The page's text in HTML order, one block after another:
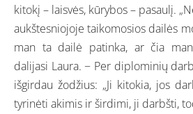
kitokį – laisvės, kūrybos – pasaulį.
aukštesniojoje taikomosios dailės
man ta dailė patinka, ar čia
dalijasi Laura. − Per diplominių
išgirdau žodžius: „Ji kitokia, jos
tyrinėti akimis ir širdimi, ji darbšti,